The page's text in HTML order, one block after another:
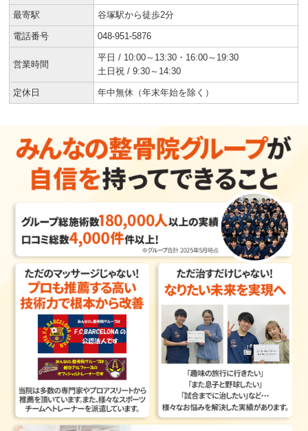
最寄駅 谷塚駅から徒歩2分
電話番号 048-951-5876
営業時間
平日 / 10:00～13:30・16:00～19:30
土日祝 / 9:30～14:30
定休日 年中無休（年末年始を除く）